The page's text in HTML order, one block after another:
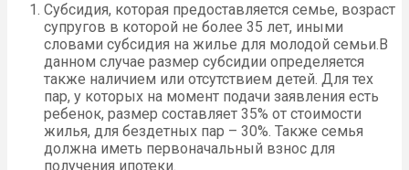
Субсидия, которая предоставляется семье, возраст
супругов в которой не более 35 лет, иными
словами субсидия на жилье для молодой семьи.В
данном случае размер субсидии определяется
также наличием или отсутствием детей. Для тех
пар, у которых на момент подачи заявления есть
ребенок, размер составляет 35% от стоимости
жилья, для бездетных пар – 30%. Также семья
должна иметь первоначальный взнос для
получения ипотеки.